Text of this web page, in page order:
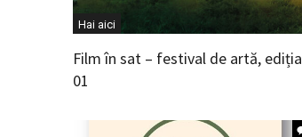
Hai aici
Film în sat – festival de artă, ediția
01